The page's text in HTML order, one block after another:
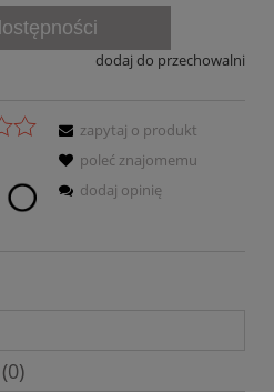
dodaj do przechowalni
zapytaj o produkt
poleć znajomemu
dodaj opinię